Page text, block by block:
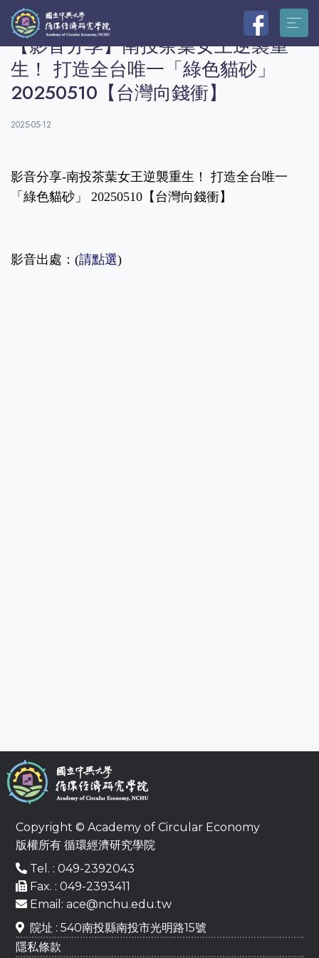
【影音分享】南投茶葉女王逆襲重
生！ 打造全台唯一「綠色貓砂」
20250510【台灣向錢衝】
2025-05-12
影音分享-南投茶葉女王逆襲重生！ 打造全台唯一
「綠色貓砂」 20250510【台灣向錢衝】
影音出處：(請點選)
Copyright © Academy of Circular Economy
版權所有 循環經濟研究學院
Tel. : 049-2392043
Fax. : 049-2393411
Email: ace@nchu.edu.tw
院址 : 540南投縣南投市光明路15號
隱私條款